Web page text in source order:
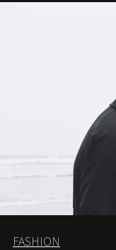
FASHION